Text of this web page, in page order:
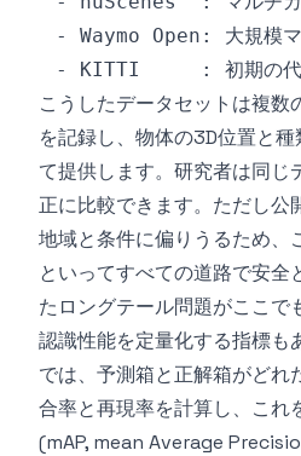
こうしたデータセットは複数
を記録し、物体の3D位置と
て提供します。研究者は同じ
正に比較できます。ただし公
地域と条件に偏りうるため、
といってすべての道路で安全
たロングテール問題がここで
認識性能を定量化する指標も
では、予測箱と正解箱がどれ
合率と再現率を計算し、これ
(mAP, mean Average